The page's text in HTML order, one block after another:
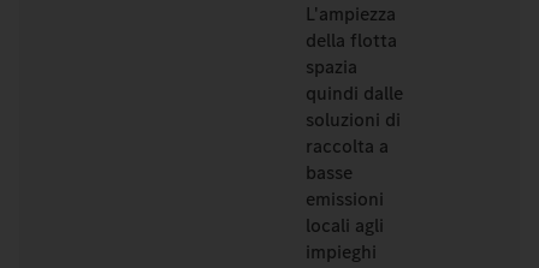
L'ampiezza
della flotta
spazia
quindi dalle
soluzioni di
raccolta a
basse
emissioni
locali agli
impieghi